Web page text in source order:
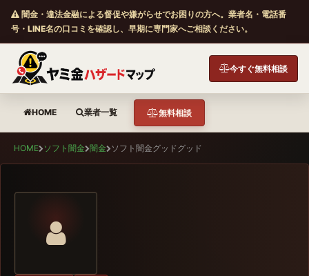
闇金・違法金融による督促や嫌がらせでお困りの方へ。業者名・電話番
号・LINE名の口コミを確認し、早期に専門家へご相談ください。
今すぐ無料相談
HOME 業者一覧 無料相談
HOME ソフト闇金 闇金 ソフト闇金グッドグッド